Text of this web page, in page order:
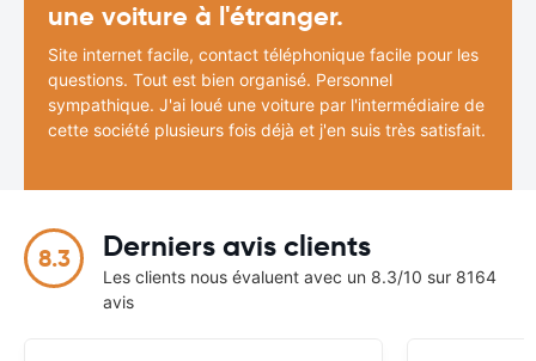
une voiture à l'étranger.
Site internet facile, contact téléphonique facile pour les
questions. Tout est bien organisé. Personnel
sympathique. J'ai loué une voiture par l'intermédiaire de
cette société plusieurs fois déjà et j'en suis très satisfait.
8.3 Derniers avis clients
Les clients nous évaluent avec un 8.3/10 sur 8164
avis